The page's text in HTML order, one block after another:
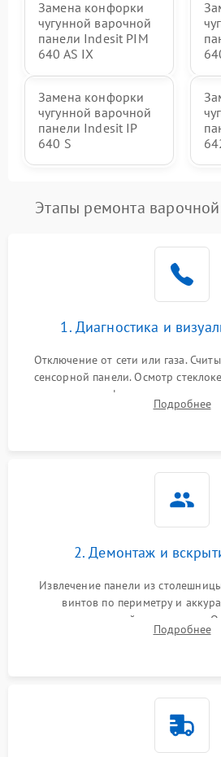
Замена конфорки
чугунной варочной
панели Indesit PIM
640 AS IX
Замена конфорки
чугунной варочной
панели Indesit IP
640 S
Этапы ремонта
1. Диагностика и
Отключение от сети или газа.
сенсорной панели. Осмотр
проверка конфорок на
клиента о симптомах (неПодробнее
2. Демонтаж и
Извлечение панели из
винтов по периметру и
стеклокерамической поверхности.
сенсорного блока для доступа к
Подробнее